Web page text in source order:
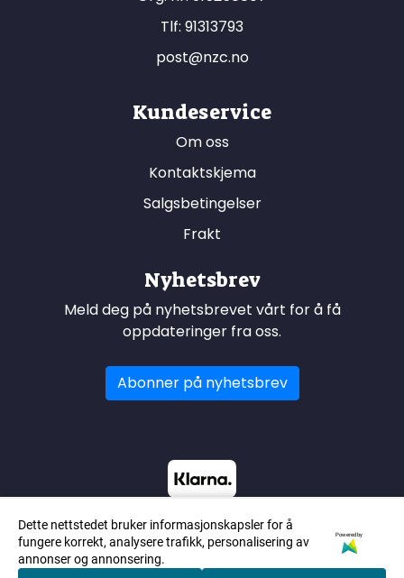
Tlf: 91313793
post@nzc.no
Kundeservice
Om oss
Kontaktskjema
Salgsbetingelser
Frakt
Nyhetsbrev
Meld deg på nyhetsbrevet vårt for å få
oppdateringer fra oss.
Abonner på nyhetsbrev
Dette nettstedet bruker informasjonskapsler for å
fungere korrekt, analysere trafikk, personalisering av
annonser og annonsering.
Powered by